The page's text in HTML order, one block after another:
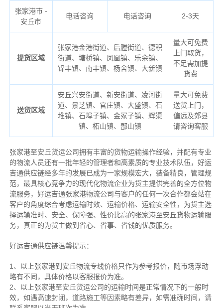
张家港市 -
安丘市
电话咨询 电话咨询 2-3天
提货区域
张家港金港街道、后塍街道、德积
街道、塘桥镇、凤凰镇、乐余镇、
锦丰镇、南丰镇、杨舍镇、大新镇
量大可免费
上门取货，
不足需加提
货费
送货区域
安丘兴安街道、新安街道、凌河街
道、景芝镇、官庄镇、大盛镇、石
堆镇、石埠子镇、金冢子镇、辉渠
镇、柘山镇、郚山镇
量大可免费
送货上门，
偏远及郊县
请咨询客服
张家港至安丘货运公司拥有丰富的货物运输操作经验，并配有专业
的物流人员还有一批年轻的管理者和高素质的专业技术队伍，好运
吉通供应链经多年的发展已成为一家规模宏大，装备精良，管理规
范，最具核心竞争力的现代化物流企业为货主提供完善的全方位物
流服务，好运吉通张家港物流公司与客户的任何一次合作都会站在
客户的角度综合考虑运输时效、运输价格、运输安全性，为货主选
择运输准时、安全、保障强、性价比高的张家港至安丘货物运输服
务，真正的为货主做到省心、省事、省钱的优质服务。
好运吉通供应链温馨提示：
1、以上张家港到安丘物流专线价格只作为参考报价，随市场浮动
略有不同，具体价格以客服报价为准。
2、以上张家港至安丘货运公司的运输时间是正常情况下的一般时
效，如遇高速封闭，道路施工等因素略有差异，如需准确时间，请